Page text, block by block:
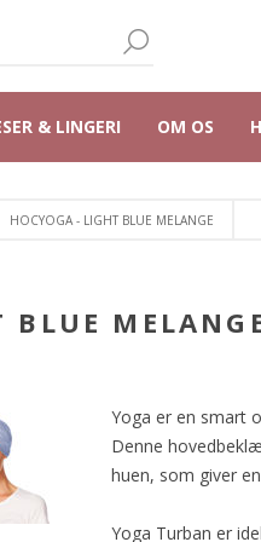
& LINGERI OM OS
HOCYOGA - LIGHT BLUE MELANGE
BLUE
Yoga er en smart
Denne
huen, som giver
Yoga Turban er